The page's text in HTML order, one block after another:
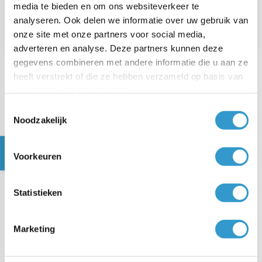
media te bieden en om ons websiteverkeer te
analyseren. Ook delen we informatie over uw gebruik van
onze site met onze partners voor social media,
adverteren en analyse. Deze partners kunnen deze
gegevens combineren met andere informatie die u aan ze
heeft verstrekt of die ze hebben verzameld op basis van
Noodzakelijk
Voorkeuren
Statistieken
Marketing
VPB - Gegevens belastbare winst →
Veelgestelde vragen over
het belastbaar bedrag in
Wat is het belastbaar bedrag
vennootschapsbelasting?